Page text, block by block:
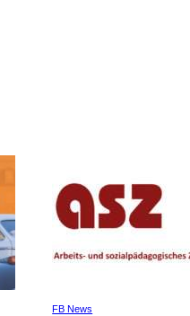
FB News